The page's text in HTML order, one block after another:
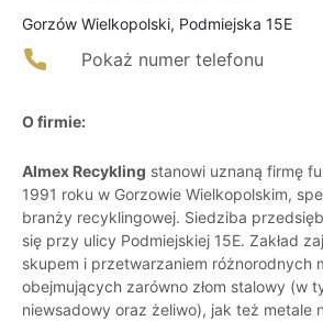
Gorzów Wielkopolski, Podmiejska 15E
Pokaż numer telefonu
O firmie:
Almex Recykling stanowi uznaną firmę
1991 roku w Gorzowie Wielkopolskim,
branży recyklingowej. Siedziba
się przy ulicy Podmiejskiej 15E. Zakład
skupem i przetwarzaniem różnorodnych
obejmujących zarówno złom stalowy (w
niewsadowy oraz żeliwo), jak też metale